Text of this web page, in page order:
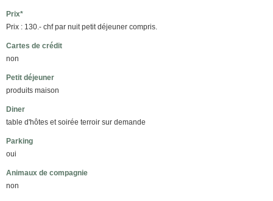
Prix*
Prix : 130.- chf par nuit petit déjeuner compris.
Cartes de crédit
non
Petit déjeuner
produits maison
Diner
table d'hôtes et soirée terroir sur demande
Parking
oui
Animaux de compagnie
non